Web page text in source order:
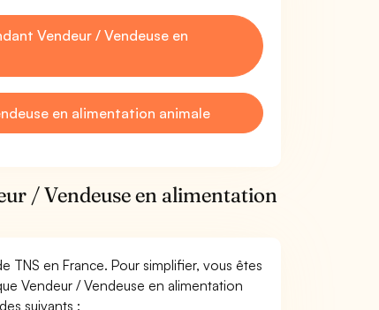
Vendeur / Vendeuse en
en alimentation animale
/ Vendeuse en alimentation
TNS en France. Pour simplifier, vous êtes
Vendeur / Vendeuse en alimentation
suivants :